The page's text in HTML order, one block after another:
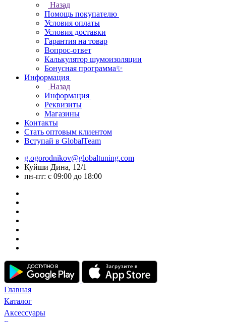
Назад
Помощь покупателю
Условия оплаты
Условия доставки
Гарантия на товар
Вопрос-ответ
Калькулятор шумоизоляции
Бонусная программа✨
Информация
Назад
Информация
Реквизиты
Магазины
Контакты
Стать оптовым клиентом
Вступай в GlobalTeam
g.ogorodnikov@globaltuning.com
Куйши Дина, 12/1
пн-пт: с 09:00 до 18:00
Главная
Каталог
Аксессуары